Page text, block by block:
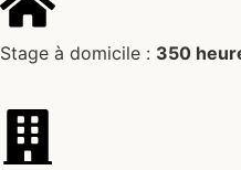
Stage à domicile : 350